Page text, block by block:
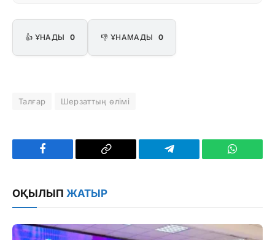
👍 ҰНАДЫ 0 👎 ҰНАМАДЫ 0
Талғар Шерзаттың өлімі
Facebook
Copy
Telegram
ОҚЫЛЫП ЖАТЫР